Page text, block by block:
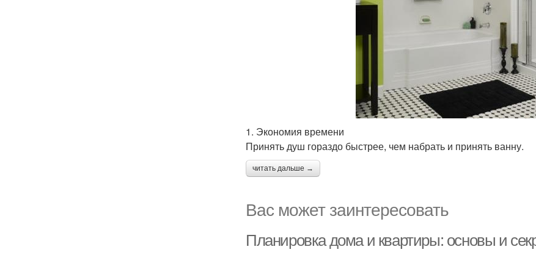
1. Экономия времени
Принять душ гораздо быстрее, чем набрать и принять ванну.
читать дальше →
Вас может заинтересовать
Планировка дома и квартиры: основы и